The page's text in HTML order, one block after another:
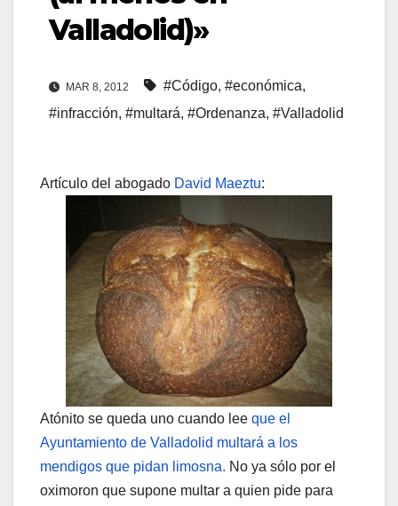
Valladolid)»
MAR 8, 2012 #Código, #económica,
#infracción, #multará, #Ordenanza, #Valladolid
Artículo del abogado David Maeztu:
Atónito se queda uno cuando lee que el
Ayuntamiento de Valladolid multará a los
mendigos que pidan limosna. No ya sólo por el
oximoron que supone multar a quien pide para